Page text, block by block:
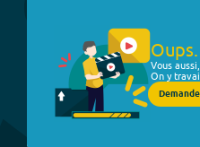
Oups.
Vous
On y